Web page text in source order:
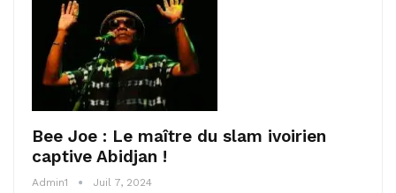
Bee Joe : Le maître du slam ivoirien
captive Abidjan !
Admin1 Juil 7, 2024